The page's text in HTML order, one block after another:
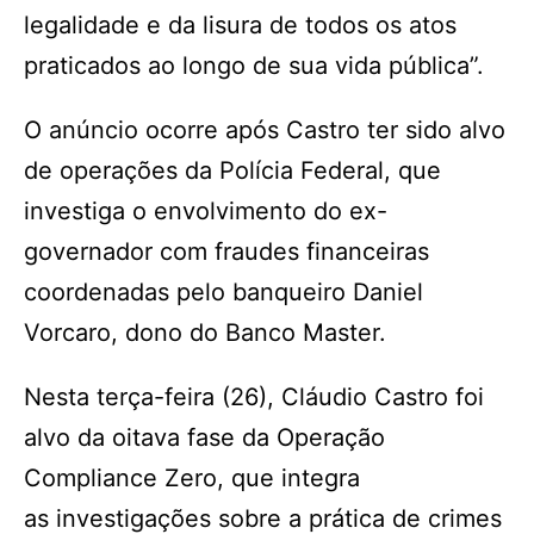
legalidade e da lisura de todos os atos
praticados ao longo de sua vida pública”.
O anúncio ocorre após Castro ter sido alvo
de operações da Polícia Federal, que
investiga o envolvimento do ex-
governador com fraudes financeiras
coordenadas pelo banqueiro Daniel
Vorcaro, dono do Banco Master.
Nesta terça-feira (26), Cláudio Castro foi
alvo da oitava fase da Operação
Compliance Zero, que integra
as investigações sobre a prática de crimes